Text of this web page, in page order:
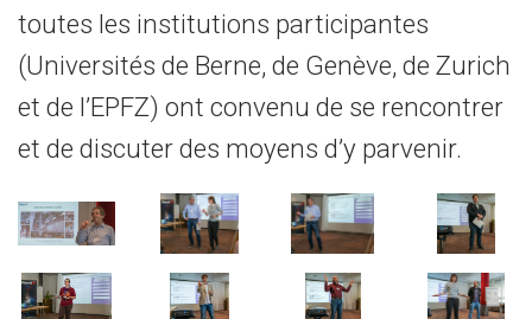
toutes les institutions participantes
(Universités de Berne, de Genève, de Zurich
et de l’EPFZ) ont convenu de se rencontrer
et de discuter des moyens d’y parvenir.